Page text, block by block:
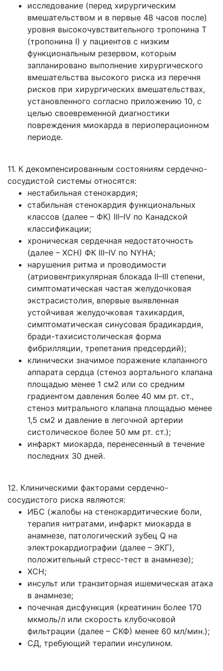
исследование (перед хирургическим
вмешательством и в первые 48 часов после)
уровня высокочувствительного тропонина T
(тропонина I) у пациентов с низким
функциональным резервом, которым
запланировано выполнение хирургического
вмешательства высокого риска из перечня
рисков при хирургических вмешательствах,
установленного согласно приложению 10, с
целью своевременной диагностики
повреждения миокарда в периоперационном
периоде.
11. К декомпенсированным состояниям сердечно-
сосудистой системы относятся:
нестабильная стенокардия;
стабильная стенокардия функциональных
классов (далее – ФК) III–IV по Канадской
классификации;
хроническая сердечная недостаточность
(далее – ХСН) ФК III–IV по NYHA;
нарушения ритма и проводимости
(атриовентрикулярная блокада II–III степени,
симптоматическая частая желудочковая
экстрасистолия, впервые выявленная
устойчивая желудочковая тахикардия,
симптоматическая синусовая брадикардия,
бради-тахисистолическая форма
фибрилляции, трепетания предсердий);
клинически значимое поражение клапанного
аппарата сердца (стеноз аортального клапана
площадью менее 1 см2 или со средним
градиентом давления более 40 мм рт. ст.,
стеноз митрального клапана площадью менее
1,5 см2 и давление в легочной артерии
систолическое более 50 мм рт. ст.);
инфаркт миокарда, перенесенный в течение
последних 30 дней.
12. Клиническими факторами сердечно-
сосудистого риска являются:
ИБС (жалобы на стенокардитические боли,
терапия нитратами, инфаркт миокарда в
анамнезе, патологический зубец Q на
электрокардиографии (далее – ЭКГ),
положительный стресс-тест в анамнезе);
ХСН;
инсульт или транзиторная ишемическая атака
в анамнезе;
почечная дисфункция (креатинин более 170
мкмоль/л или скорость клубочковой
фильтрации (далее – СКФ) менее 60 мл/мин.);
СД, требующий терапии инсулином.